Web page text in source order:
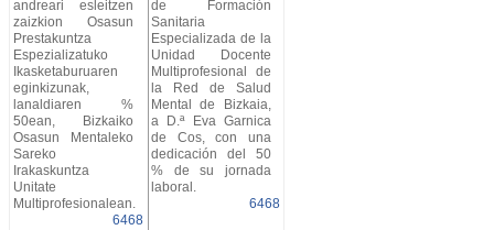
andreari esleitzen
zaizkion Osasun
Prestakuntza
Espezializatuko
Ikasketaburuaren
eginkizunak,
lanaldiaren %
50ean, Bizkaiko
Osasun Mentaleko
Sareko
Irakaskuntza
Unitate
Multiprofesionalean.
6468
de Formación
Sanitaria
Especializada de la
Unidad Docente
Multiprofesional de
la Red de Salud
Mental de Bizkaia,
a D.ª Eva Garnica
de Cos, con una
dedicación del 50
% de su jornada
laboral.
6468